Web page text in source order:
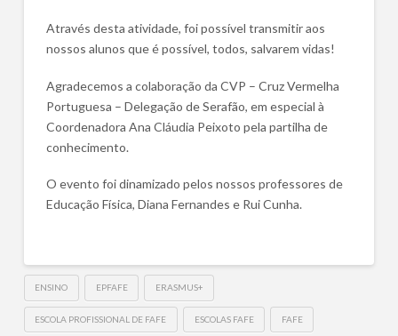
Através desta atividade, foi possível transmitir aos
nossos alunos que é possível, todos, salvarem vidas!
Agradecemos a colaboração da CVP – Cruz Vermelha
Portuguesa – Delegação de Serafão, em especial à
Coordenadora Ana Cláudia Peixoto pela partilha de
conhecimento.
O evento foi dinamizado pelos nossos professores de
Educação Física, Diana Fernandes e Rui Cunha.
ENSINO EPFAFE ERASMUS+
ESCOLA PROFISSIONAL DE FAFE ESCOLAS FAFE FAFE